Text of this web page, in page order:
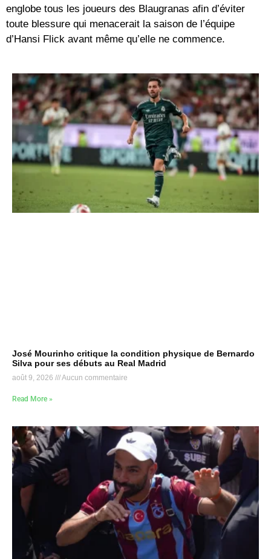
englobe tous les joueurs des Blaugranas afin d’éviter
toute blessure qui menacerait la saison de l’équipe
d’Hansi Flick avant même qu’elle ne commence.
José Mourinho critique la condition physique de Bernardo
Silva pour ses débuts au Real Madrid
août 9, 2026 Aucun commentaire
Read More »